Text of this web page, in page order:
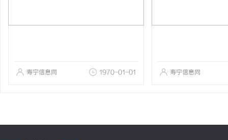
寿宁信息网 1970-01-01 寿宁信息网